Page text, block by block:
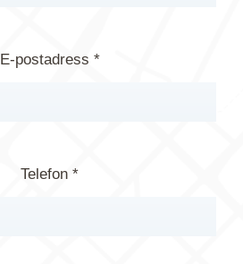
E-postadress *
Telefon *